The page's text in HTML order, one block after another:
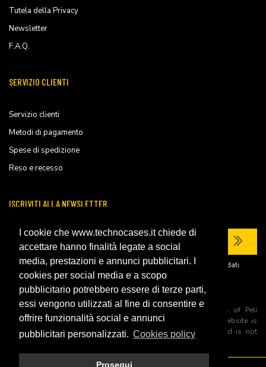
I cookie che www.technocases.it chiede di
accettare hanno finalità legate a social
media, prestazioni e annunci pubblicitari. I
cookies per social media e a scopo
pubblicitario potrebbero essere di terze parti,
essi vengono utilizzati al fine di consentire e
offrire funzionalità social e annunci
pubblicitari personalizzati. Cookies policy
Prosegui
Tutela della Privacy
Newsletter
F.A.Q.
SERVIZIO CLIENTI
Servizio clienti
Metodi di pagamento
Spese di spedizione
Reso e recesso
ISCRIVITI ALLA NEWSLETTER
Ho letto laprivacy policy del sito e acconsento al trattamento dei miei dati
personali per ricevere comunicazioni commerciali.
All trademarks are registered and/or unregistered trademarks of Peli
Products, S.L.U. its parents, subsiadiries and affiliates. This website is
independently owned and operated by Technopartner SRL and is not
owned by Peli Products, S.L.U